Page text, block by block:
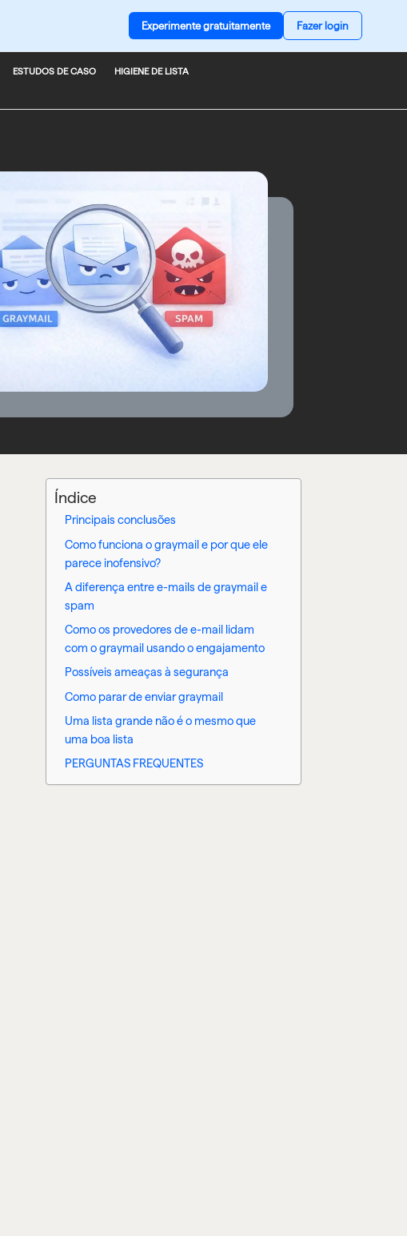
Experimente gratuitamente Fazer login
ESTUDOS DE CASO
HIGIENE DE LISTA
Índice
Principais conclusões
Como funciona o graymail e por que ele
parece inofensivo?
A diferença entre e-mails de graymail e
spam
Como os provedores de e-mail lidam
com o graymail usando o engajamento
Possíveis ameaças à segurança
Como parar de enviar graymail
Uma lista grande não é o mesmo que
uma boa lista
PERGUNTAS FREQUENTES